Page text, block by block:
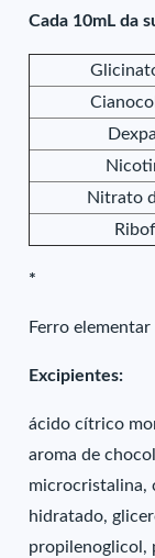
Cada 10mL da
Nitrato
*
Ferro
Excipientes:
ácido cítrico
aroma de
microcristalina,
hidratado,
propilenoglicol,